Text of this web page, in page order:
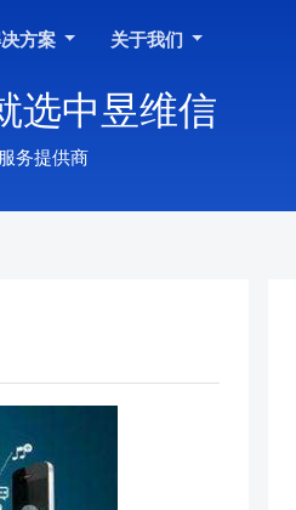
方案 关于我们
选中昱维信
务提供商